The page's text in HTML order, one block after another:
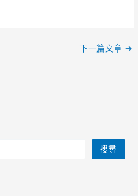
下一篇文章 →
搜尋